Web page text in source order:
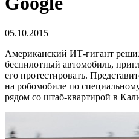
05.10.2015
Американский ИТ-гигант
беспилотный автомобиль,
его протестировать.
на робомобиле по
рядом со штаб-квартирой в